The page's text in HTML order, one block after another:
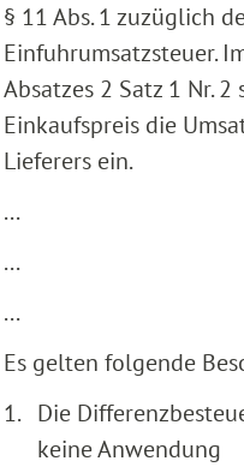
§ 11 Abs. 1 zuzüglich
Einfuhrumsatzsteuer.
Absatzes 2 Satz 1 Nr.
Einkaufspreis die
Lieferers ein.
...
...
...
Es gelten folgende
1. Die
keine Anwendung